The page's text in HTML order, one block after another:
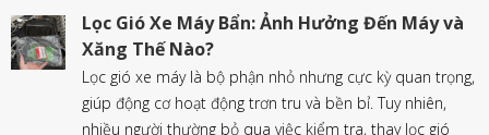
Lọc Gió Xe Máy Bẩn: Ảnh Hưởng Đến Máy và
Xăng Thế Nào?
Lọc gió xe máy là bộ phận nhỏ nhưng cực kỳ quan trọng,
giúp động cơ hoạt động trơn tru và bền bỉ. Tuy nhiên,
nhiều người thường bỏ qua việc kiểm tra, thay lọc gió